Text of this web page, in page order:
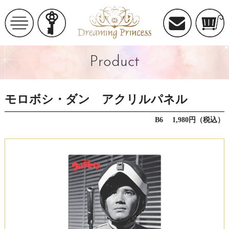
Product
モロボシ・ダン アクリルパネル
B6 1,980円（税込）